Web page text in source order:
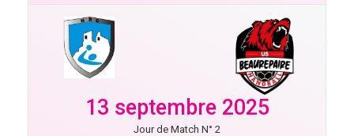
13 septembre 2025
Jour de Match N° 2